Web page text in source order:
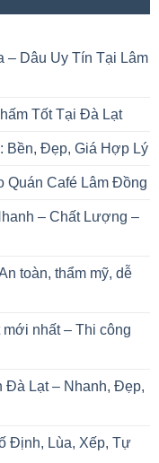
– Dâu Uy Tín Tại Lâm
Tốt Tại Đà Lạt
Bền, Đẹp, Giá Hợp Lý
Quán Café Lâm Đồng
– Chất Lượng –
toàn, thẩm mỹ, dễ
nhất – Thi công
Đà Lạt – Nhanh, Đẹp,
Định, Lùa, Xếp, Tự